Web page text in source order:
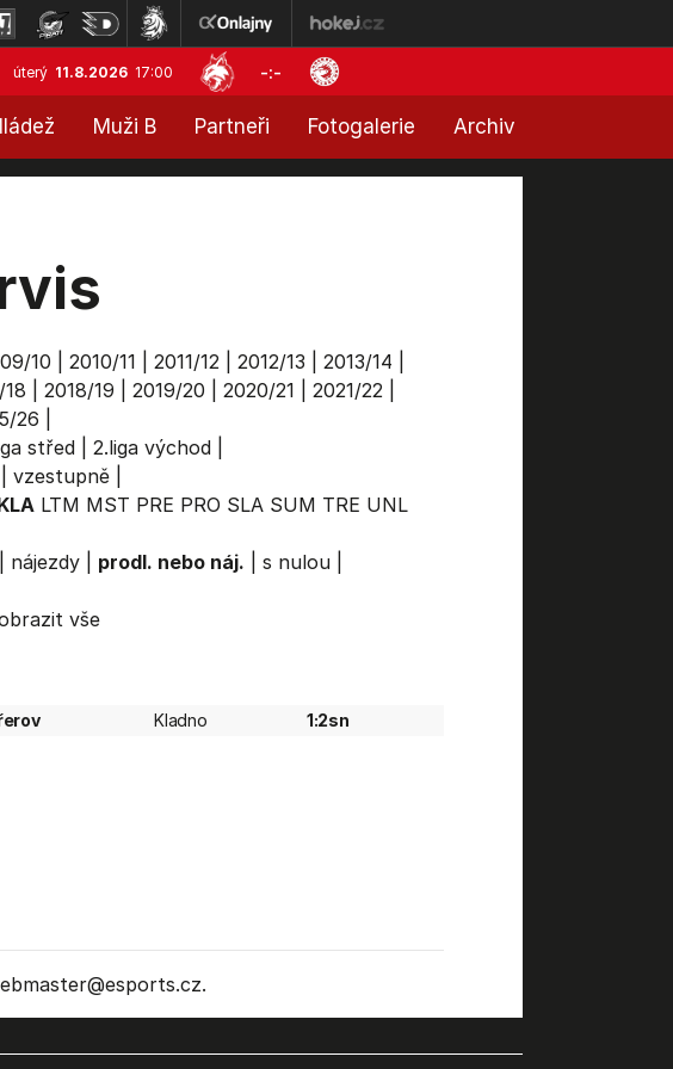
úterý 11.8.2026 17:00 -:-
Muži B Partneři Fotogalerie Archiv
10 2010/11 2011/12| 2012/13 2013/14
2018/19 2019/20 2020/21 2021/22|
26
střed| 2.liga východ|
vzestupně|
LTM MST PRE PRO SLA SUM TRE UNL
nájezdy| prodl. nebo náj. s nulou|
vše
Kladno 1:2sn
@esports.cz.